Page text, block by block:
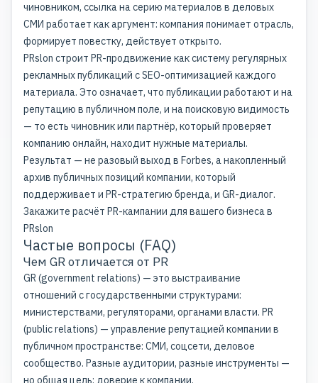
чиновником, ссылка на серию материалов в деловых
СМИ работает как аргумент: компания понимает отрасль,
формирует повестку, действует открыто.
PRslon строит PR-продвижение как систему регулярных
рекламных публикаций с SEO-оптимизацией каждого
материала. Это означает, что публикации работают и на
репутацию в публичном поле, и на поисковую видимость
— то есть чиновник или партнёр, который проверяет
компанию онлайн, находит нужные материалы.
Результат — не разовый выход в Forbes, а накопленный
архив публичных позиций компании, который
поддерживает и PR-стратегию бренда, и GR-диалог.
Закажите расчёт PR-кампании для вашего бизнеса в
PRslon
Частые вопросы (FAQ)
Чем GR отличается от PR
GR (government relations) — это выстраивание
отношений с государственными структурами:
министерствами, регуляторами, органами власти. PR
(public relations) — управление репутацией компании в
публичном пространстве: СМИ, соцсети, деловое
сообщество. Разные аудитории, разные инструменты —
но общая цель: доверие к компании.